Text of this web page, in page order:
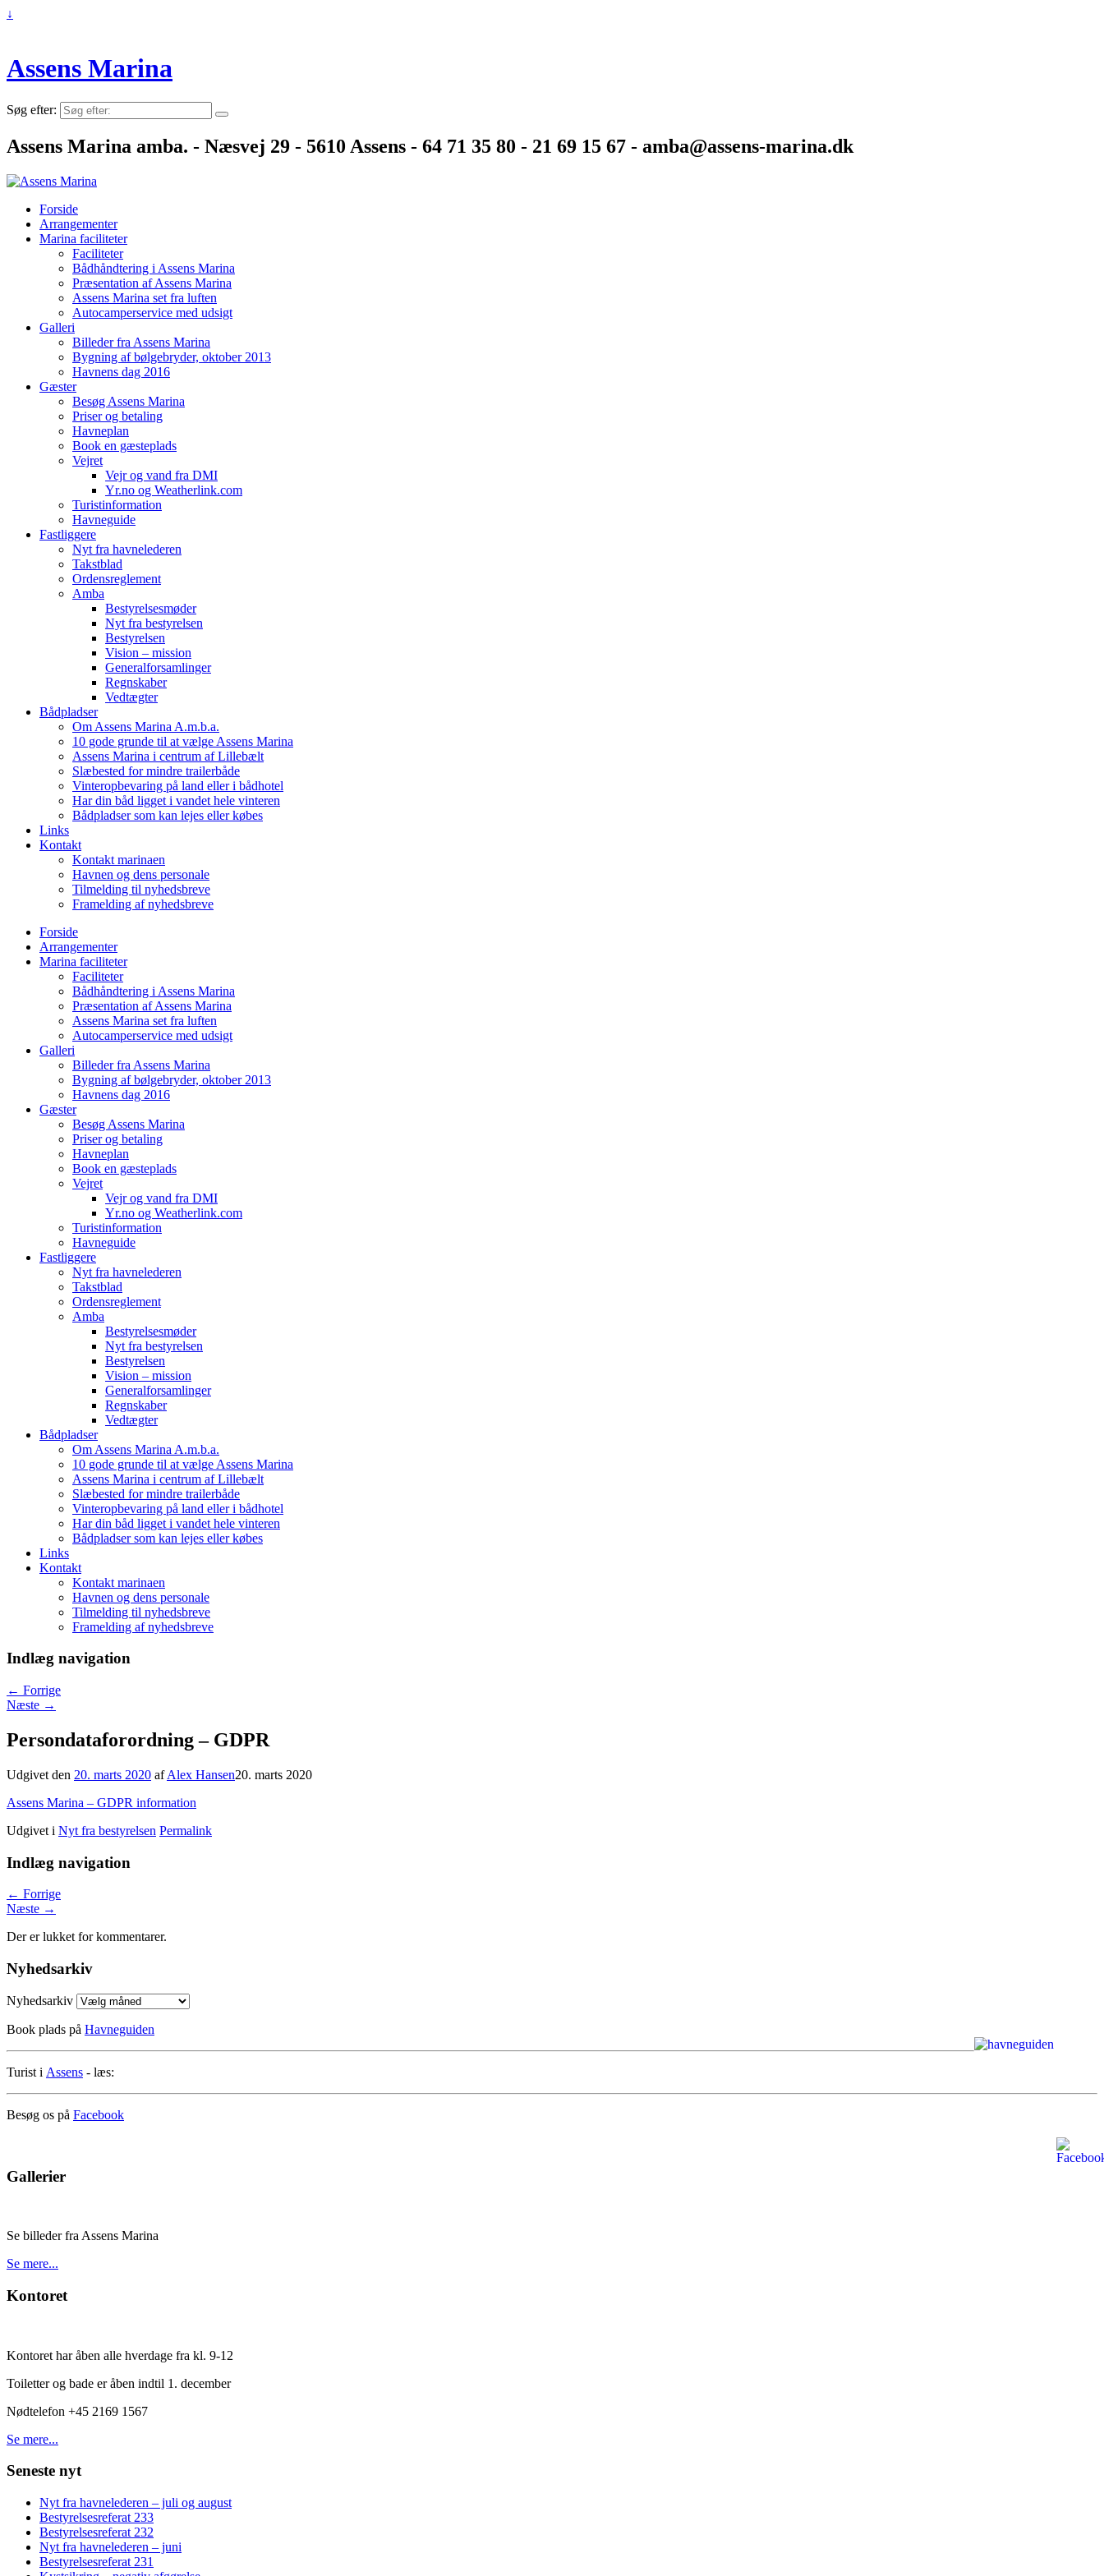
↓
Assens Marina
Søg efter:
Assens Marina amba. - Næsvej 29 - 5610 Assens - 64 71 35 80 - 21 69 15 67 - amba@assens-marina.dk
Forside
Arrangementer
Marina faciliteter
Faciliteter
Bådhåndtering i Assens Marina
Præsentation af Assens Marina
Assens Marina set fra luften
Autocamperservice med udsigt
Galleri
Billeder fra Assens Marina
Bygning af bølgebryder, oktober 2013
Havnens dag 2016
Gæster
Besøg Assens Marina
Priser og betaling
Havneplan
Book en gæsteplads
Vejret
Vejr og vand fra DMI
Yr.no og Weatherlink.com
Turistinformation
Havneguide
Fastliggere
Nyt fra havnelederen
Takstblad
Ordensreglement
Amba
Bestyrelsesmøder
Nyt fra bestyrelsen
Bestyrelsen
Vision – mission
Generalforsamlinger
Regnskaber
Vedtægter
Bådpladser
Om Assens Marina A.m.b.a.
10 gode grunde til at vælge Assens Marina
Assens Marina i centrum af Lillebælt
Slæbested for mindre trailerbåde
Vinteropbevaring på land eller i bådhotel
Har din båd ligget i vandet hele vinteren
Bådpladser som kan lejes eller købes
Links
Kontakt
Kontakt marinaen
Havnen og dens personale
Tilmelding til nyhedsbreve
Framelding af nyhedsbreve
Forside
Arrangementer
Marina faciliteter
Faciliteter
Bådhåndtering i Assens Marina
Præsentation af Assens Marina
Assens Marina set fra luften
Autocamperservice med udsigt
Galleri
Billeder fra Assens Marina
Bygning af bølgebryder, oktober 2013
Havnens dag 2016
Gæster
Besøg Assens Marina
Priser og betaling
Havneplan
Book en gæsteplads
Vejret
Vejr og vand fra DMI
Yr.no og Weatherlink.com
Turistinformation
Havneguide
Fastliggere
Nyt fra havnelederen
Takstblad
Ordensreglement
Amba
Bestyrelsesmøder
Nyt fra bestyrelsen
Bestyrelsen
Vision – mission
Generalforsamlinger
Regnskaber
Vedtægter
Bådpladser
Om Assens Marina A.m.b.a.
10 gode grunde til at vælge Assens Marina
Assens Marina i centrum af Lillebælt
Slæbested for mindre trailerbåde
Vinteropbevaring på land eller i bådhotel
Har din båd ligget i vandet hele vinteren
Bådpladser som kan lejes eller købes
Links
Kontakt
Kontakt marinaen
Havnen og dens personale
Tilmelding til nyhedsbreve
Framelding af nyhedsbreve
Indlæg navigation
← Forrige
Næste →
Persondataforordning – GDPR
Udgivet den 20. marts 2020 afAlex Hansen20. marts 2020
Assens Marina – GDPR information
Udgivet i Nyt fra bestyrelsen Permalink
Indlæg navigation
← Forrige
Næste →
Der er lukket for kommentarer.
Nyhedsarkiv
Nyhedsarkiv
Book plads på Havneguiden
Turist i Assens - læs:
Besøg os på Facebook
Gallerier
Se billeder fra Assens Marina
Se mere...
Kontoret
Kontoret har åben alle hverdage fra kl. 9-12
Toiletter og bade er åben indtil 1. december
Nødtelefon +45 2169 1567
Se mere...
Seneste nyt
Nyt fra havnelederen – juli og august
Bestyrelsesreferat 233
Bestyrelsesreferat 232
Nyt fra havnelederen – juni
Bestyrelsesreferat 231